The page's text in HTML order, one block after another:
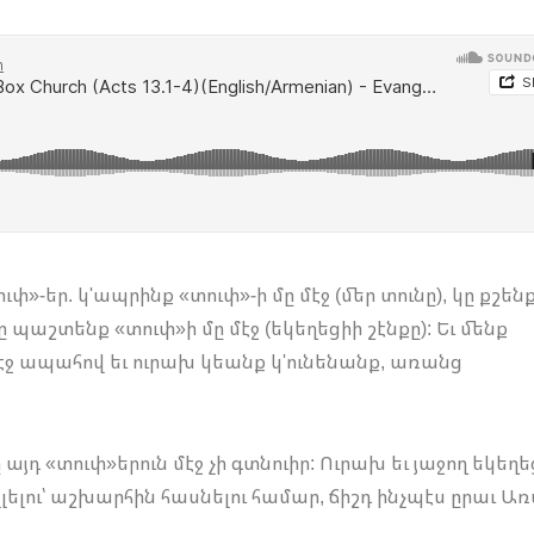
եր. կ'ապրինք «տուփ»-ի մը մէջ (մեր տունը), կը
«տուփ»ի մը մէջ (եկեղեցիի շէնքը): Եւ մենք
ապահով եւ ուրախ կեանք կ'ունենանք, առանց
«տուփ»երուն մէջ չի գտնուիր: Ուրախ եւ յաջող
աշխարհին հասնելու համար, ճիշդ ինչպէս ըրաւ